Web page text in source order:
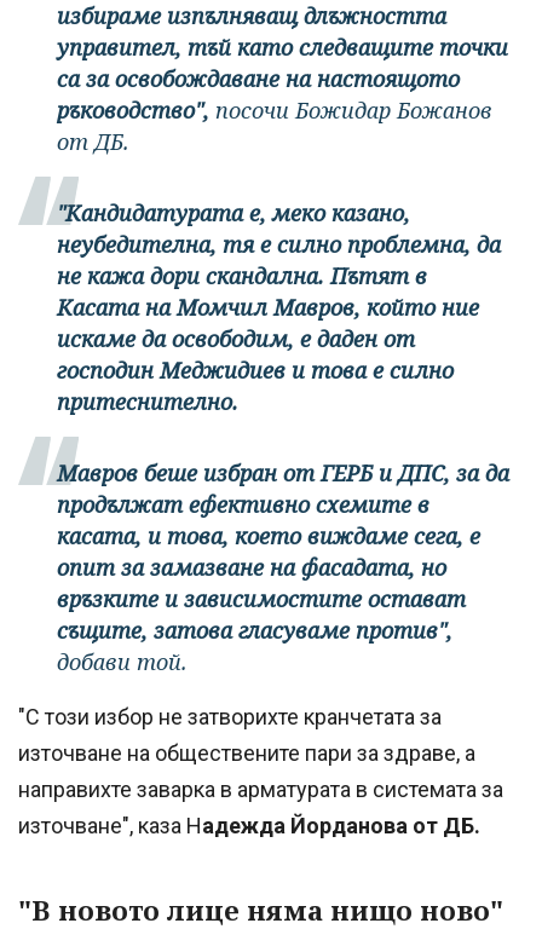
избираме изпълняващ длъжността
управител, тъй като следващите точки
са за освобождаване на настоящото
ръководство", посочи Божидар Божанов
от ДБ.
"Кандидатурата е, меко казано,
неубедителна, тя е силно проблемна, да
не кажа дори скандална. Пътят в
Касата на Момчил Мавров, който ние
искаме да освободим, е даден от
господин Меджидиев и това е силно
притеснително.
Мавров беше избран от ГЕРБ и ДПС, за да
продължат ефективно схемите в
касата, и това, което виждаме сега, е
опит за замазване на фасадата, но
връзките и зависимостите остават
същите, затова гласуваме против",
добави той.
"С този избор не затворихте кранчетата за
източване на обществените пари за здраве, а
направихте заварка в арматурата в системата за
източване", каза Надежда Йорданова от ДБ.
"В новото лице няма нищо ново"